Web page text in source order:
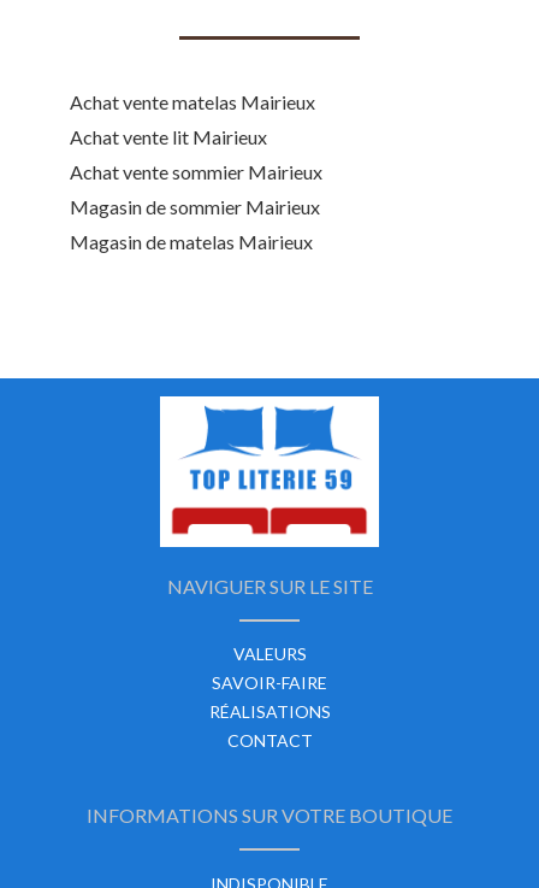
Achat vente matelas Mairieux
Achat vente lit Mairieux
Achat vente sommier Mairieux
Magasin de sommier Mairieux
Magasin de matelas Mairieux
NAVIGUER SUR LE SITE
VALEURS
SAVOIR-FAIRE
RÉALISATIONS
CONTACT
INFORMATIONS SUR VOTRE BOUTIQUE
INDISPONIBLE